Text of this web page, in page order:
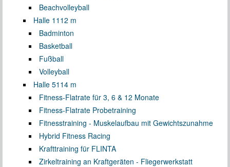
Beachvolleyball
Halle 1 112 m
Badminton
Basketball
Fußball
Volleyball
Halle 5114 m
Fitness-Flatrate für 3, 6 & 12 Monate
Fitness-Flatrate Probetraining
Fitnesstraining - Muskelaufbau mit Gewichtszunahme
Hybrid Fitness Racing
Krafttraining für FLINTA
Zirkeltraining an Kraftgeräten - Fliegerwerkstatt